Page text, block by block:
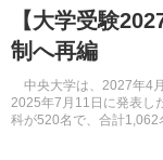
8月開催イベント・WS
自由研究教材（小学生向け）
【大学受験
制へ再編
中央大学は、2027年4
2025年7月11日に発表し
科が520名で、合計1,062